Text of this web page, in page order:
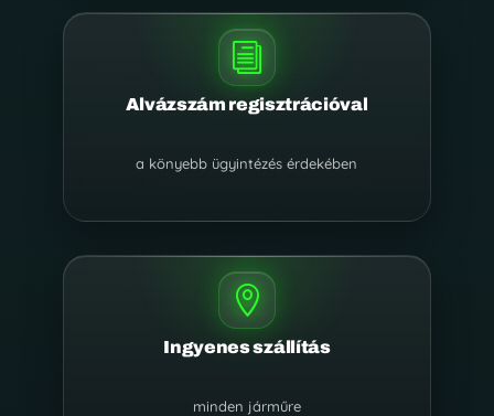
i
Alvázszám regisztrációval
a könyebb ügyintézés érdekében

Ingyenes szállítás
minden járműre